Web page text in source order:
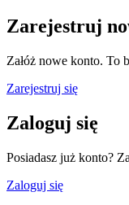
Zarejestruj
Załóż nowe konto. To
Zarejestruj się
Zaloguj się
Posiadasz już konto?
Zaloguj się